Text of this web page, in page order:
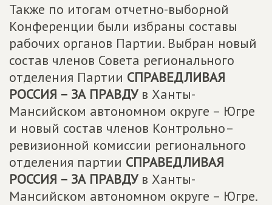
Также по итогам отчетно-выборной
Конференции были избраны составы
рабочих органов Партии. Выбран новый
состав членов Совета регионального
отделения Партии СПРАВЕДЛИВАЯ
РОССИЯ – ЗА ПРАВДУв Ханты-
Мансийском автономном округе – Югре
и новый состав членов Контрольно–
ревизионной комиссии регионального
отделения партии СПРАВЕДЛИВАЯ
РОССИЯ – ЗА ПРАВДУв Ханты-
Мансийском автономном округе – Югре.